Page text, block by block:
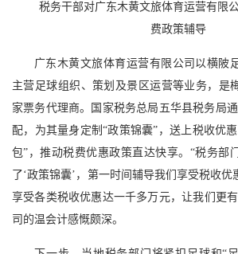
税务干部对广东木黄文旅体育运营有限
费政策辅导
广东木黄文旅体育运营有限公司以横陂
主营足球组织、策划及景区运营等业务，是
家票务代理商。国家税务总局五华县税务局
配，为其量身定制“政策锦囊”，送上税收优
包”，推动税费优惠政策直达快享。“税务部
了‘政策锦囊’，第一时间辅导我们享受税收
享受各类税收优惠达一千多万元，让我们更
司的温会计感慨颇深。